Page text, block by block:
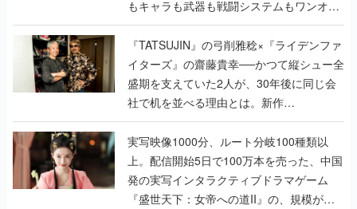
もキャラも武器も戦闘システムもワンオフ
で作り込まれた理由を両ディレクターに聞
く
『TATSUJIN』の弓削雅稔×『ライデンファ
イターズ』の齋藤貴幸──かつて縦シュー全
盛期を支えていた2人が、30年後に同じ会
社で机を並べる理由とは。新作
『TATSUJIN EXTREME』で初タッグを組
んだレジェンド2人に訊く開発秘話
実写映像1000分、ルート分岐100種類以
上。配信開始5日で100万本を売った、中国
発の実写インタラクティブドラマゲーム
『盛世天下：女帝への道II』の、規模が違